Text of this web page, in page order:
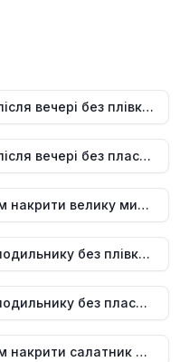
Чим накрити велику миску після вечері без плівки — вощанка 35×50 Uf.Bee
Чим накрити велику миску після вечері без пластику: вощанка 35×50 Uf.Bee
Вощанка 35×50 Uf.Bee — Чим накрити велику миску після вечері, багаторазово
Чим накрити салатник у холодильнику без плівки — вощанка 35×50 Uf.Bee
Чим накрити салатник у холодильнику без пластику: вощанка 35×50 Uf.Bee
Вощанка 35×50 Uf.Bee — Чим накрити салатник у холодильнику, багаторазово